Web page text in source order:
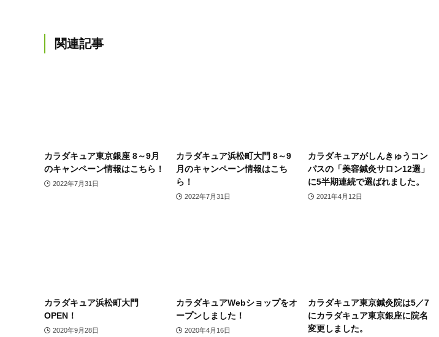
関連記事
カラダキュア東京銀座 8～9月
のキャンペーン情報はこちら！
2022年7月31日
カラダキュア浜松町大門 8～9
月のキャンペーン情報はこち
ら！
2022年7月31日
カラダキュアがしんきゅうコン
パスの「美容鍼灸サロン12選」
に5半期連続で選ばれました。
2021年4月12日
カラダキュア浜松町大門
OPEN！
2020年9月28日
カラダキュアWebショップをオ
ープンしました！
2020年4月16日
カラダキュア東京鍼灸院は5／7
にカラダキュア東京銀座に院名
変更しました。